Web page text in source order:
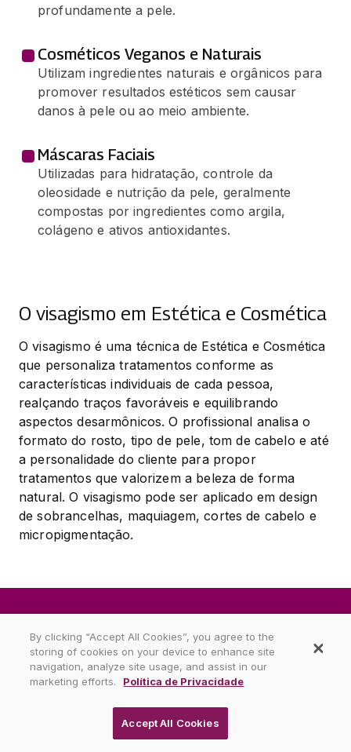
profundamente a pele.
Cosméticos Veganos e Naturais
Utilizam ingredientes naturais e orgânicos para
promover resultados estéticos sem causar
danos à pele ou ao meio ambiente.
Máscaras Faciais
Utilizadas para hidratação, controle da
oleosidade e nutrição da pele, geralmente
compostas por ingredientes como argila,
colágeno e ativos antioxidantes.
O visagismo em Estética e Cosmética
O visagismo é uma técnica de Estética e Cosmética
que personaliza tratamentos conforme as
características individuais de cada pessoa,
realçando traços favoráveis e equilibrando
aspectos desarmônicos. O profissional analisa o
formato do rosto, tipo de pele, tom de cabelo e até
a personalidade do cliente para propor
tratamentos que valorizem a beleza de forma
natural. O visagismo pode ser aplicado em design
de sobrancelhas, maquiagem, cortes de cabelo e
micropigmentação.
Práticas de higiene e segurança mais
importantes na área de Estética e
Cosmética
Desinfecção de superfícies e
ambientes
By clicking “Accept All Cookies”, you agree to the
storing of cookies on your device to enhance site
navigation, analyze site usage, and assist in our
marketing efforts.
Política de Privacidade
Accept All Cookies